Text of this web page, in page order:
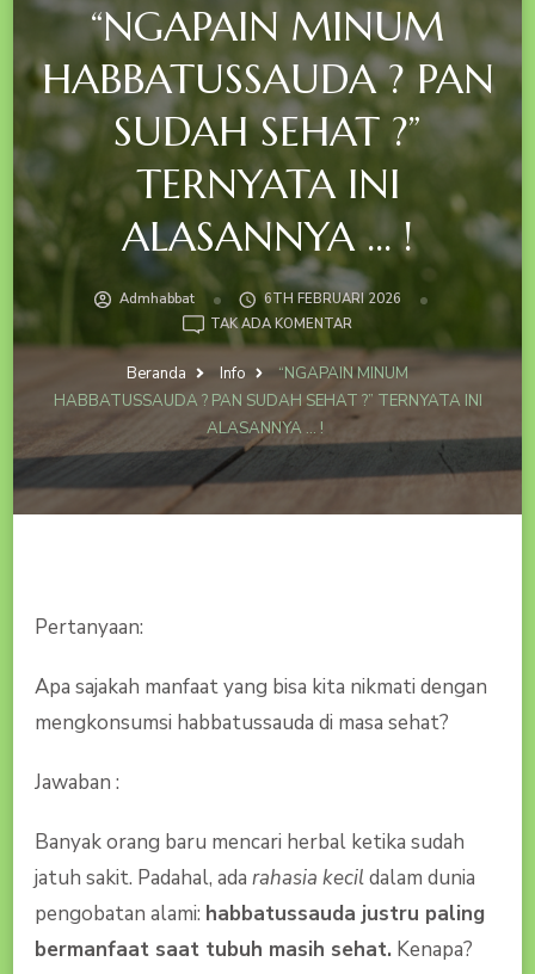
“NGAPAIN MINUM
HABBATUSSAUDA ? PAN
SUDAH SEHAT ?”
TERNYATA INI
ALASANNYA … !
Admhabbat
6TH FEBRUARI 2026
TAK ADA KOMENTAR
“NGAPAIN
MINUM
HABBATUSSAUDA
?
PAN
?”
Beranda Info
“NGAPAIN MINUM
HABBATUSSAUDA ? PAN SUDAH SEHAT ?” TERNYATA INI
ALASANNYA … !
Pertanyaan:
Apa sajakah manfaat yang bisa kita nikmati dengan
mengkonsumsi habbatussauda di masa sehat?
Jawaban :
Banyak orang baru mencari herbal ketika sudah
jatuh sakit. Padahal, ada rahasia kecildalam dunia
pengobatan alami: habbatussauda justru paling
bermanfaat saat tubuh masih sehat. Kenapa?